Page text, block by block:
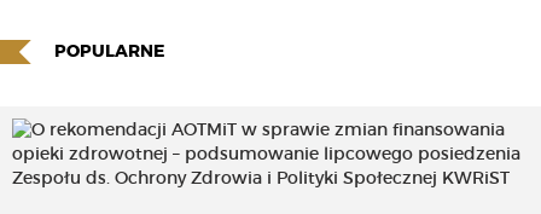
POPULARNE